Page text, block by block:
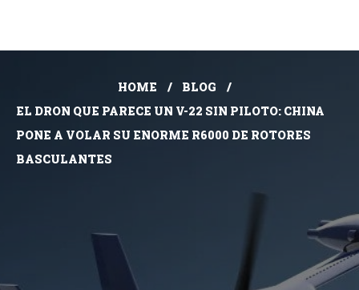
HOME
BLOG
EL DRON QUE PARECE UN V-22 SIN PILOTO: CHINA
PONE A VOLAR SU ENORME R6000 DE ROTORES
BASCULANTES